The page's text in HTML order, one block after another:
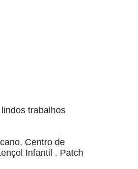
trabalhos
Centro de
Infantil , Patch